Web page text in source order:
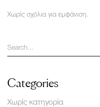
Χωρίς σχόλια για εμφάνιση.
Categories
Χωρίς κατηγορία